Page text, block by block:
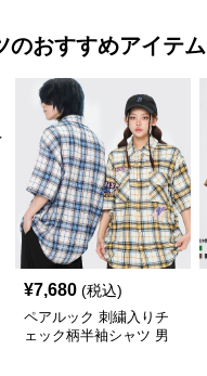
のおすすめアイテム
¥7,680 (税込)
ペアルック 刺繍入りチ
ェック柄半袖シャツ 男